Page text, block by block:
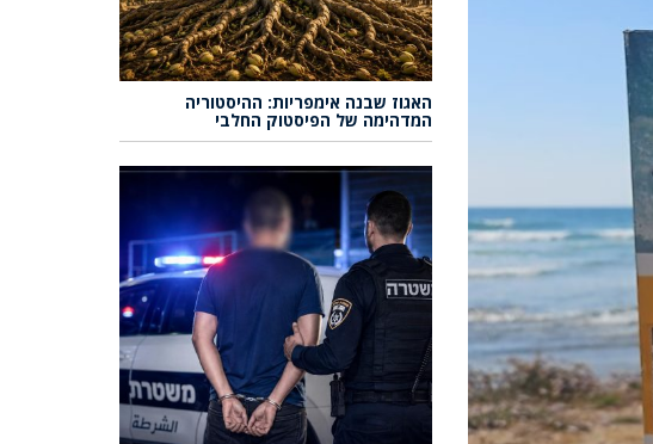
האגוז שבנה אימפריות: ההיסטוריה
המדהימה של הפיסטוק החלבי